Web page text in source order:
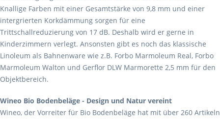
Knallige Farben mit einer Gesamtstärke von 9,8 mm und einer
intergrierten Korkdämmung sorgen für eine
Trittschallreduzierung von 17 dB. Deshalb wird er gerne in
Kinderzimmern verlegt. Ansonsten gibt es noch das klassische
Linoleum als Bahnenware wie z.B. Forbo Marmoleum Real, Forbo
Marmoleum Walton und Gerflor DLW Marmorette 2,5 mm für den
Objektbereich.
Wineo Bio Bodenbeläge - Design und Natur vereint
Wineo, der Vorreiter für Bio Bodenbeläge hat mit über 260 Artikeln